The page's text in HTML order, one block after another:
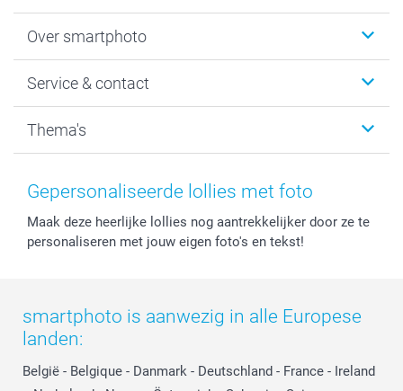
Fotoboeken
Fotocadeaus
Kaarten
Over smartphoto
Vacatures
Bestelproces
Herroepingsrecht
Privacy
Cookiebeleid
Reviews
Service & contact
Tevredenheidsgarantie
Mijn orderstatus
smartbonus
smartfriends
service@smartphoto.nl
Influencer partnerprogramma
Thema's
Baby
Moederdag
Vaderdag
Huwelijk
Gepersonaliseerde lollies met foto
Maak deze heerlijke lollies nog aantrekkelijker door ze te
personaliseren met jouw eigen foto's en tekst!
smartphoto is aanwezig in alle Europese
landen:
België - Belgique - Danmark - Deutschland - France - Ireland